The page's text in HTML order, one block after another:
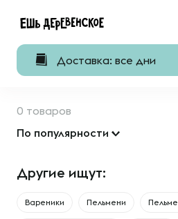
Доставка: все дни
0 товаров
По популярности
Другие ищут:
Вареники Пельмени